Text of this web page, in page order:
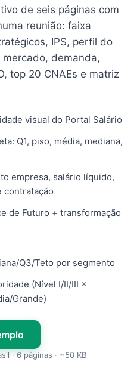
de seis páginas com
reunião: faixa
IPS, perfil do
demanda,
top 20 CNAEs e matriz
visual do Portal Salário
Q1, piso, média, mediana,
empresa, salário líquido,
contratação
de Futuro + transformação
Q3/Teto por segmento
(Nível I/II/III ×
Grande)
· 6 páginas · ~50 KB